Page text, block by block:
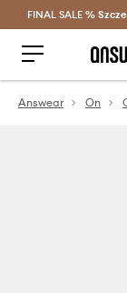
FINAL SALE %
Answear On